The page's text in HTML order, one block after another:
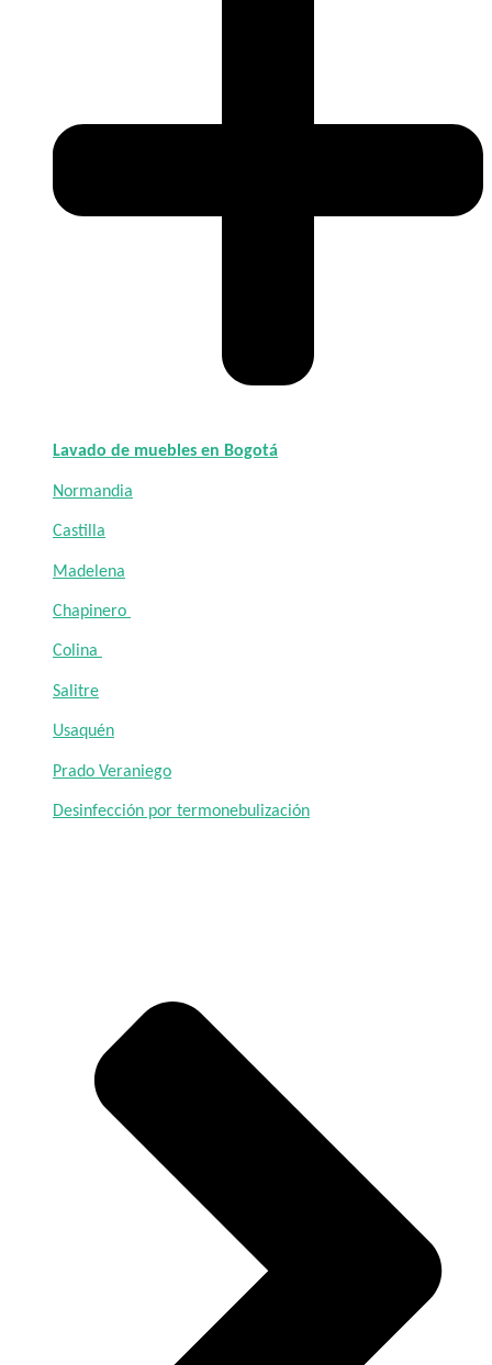
Lavado de muebles en Bogotá
Normandia
Castilla
Madelena
Chapinero
Colina
Salitre
Usaquén
Prado Veraniego
Desinfección por termonebulización